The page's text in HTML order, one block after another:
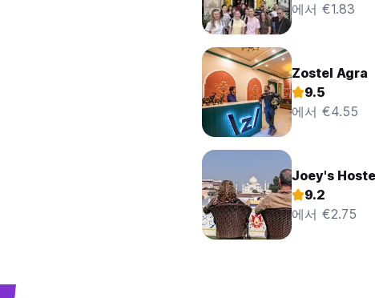
에서 €1.83
Zostel Agra
9.5
에서 €4.55
Joey's
9.2
에서 €2.75